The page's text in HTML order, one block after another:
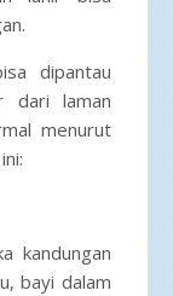
dipantau
dari laman
menurut
kandungan
bayi dalam